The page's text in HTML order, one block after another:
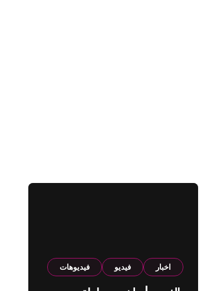
اخبار فيديو فيديوهات